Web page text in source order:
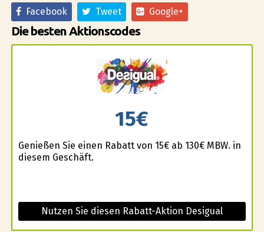
Facebook
Tweet Google+
Die besten Aktionscodes
15€
Genießen Sie einen Rabatt von 15€ ab 130€ MBW. in
diesem Geschäft.
Nutzen Sie diesen Rabatt-Aktion Desigual